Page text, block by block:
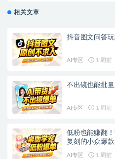
相关文章
抖音图文问答
AI专区 1 周前
不出镜也能批
AI专区 1 周前
低粉也能赚翻
复刻的小众爆款
AI专区 1 周前